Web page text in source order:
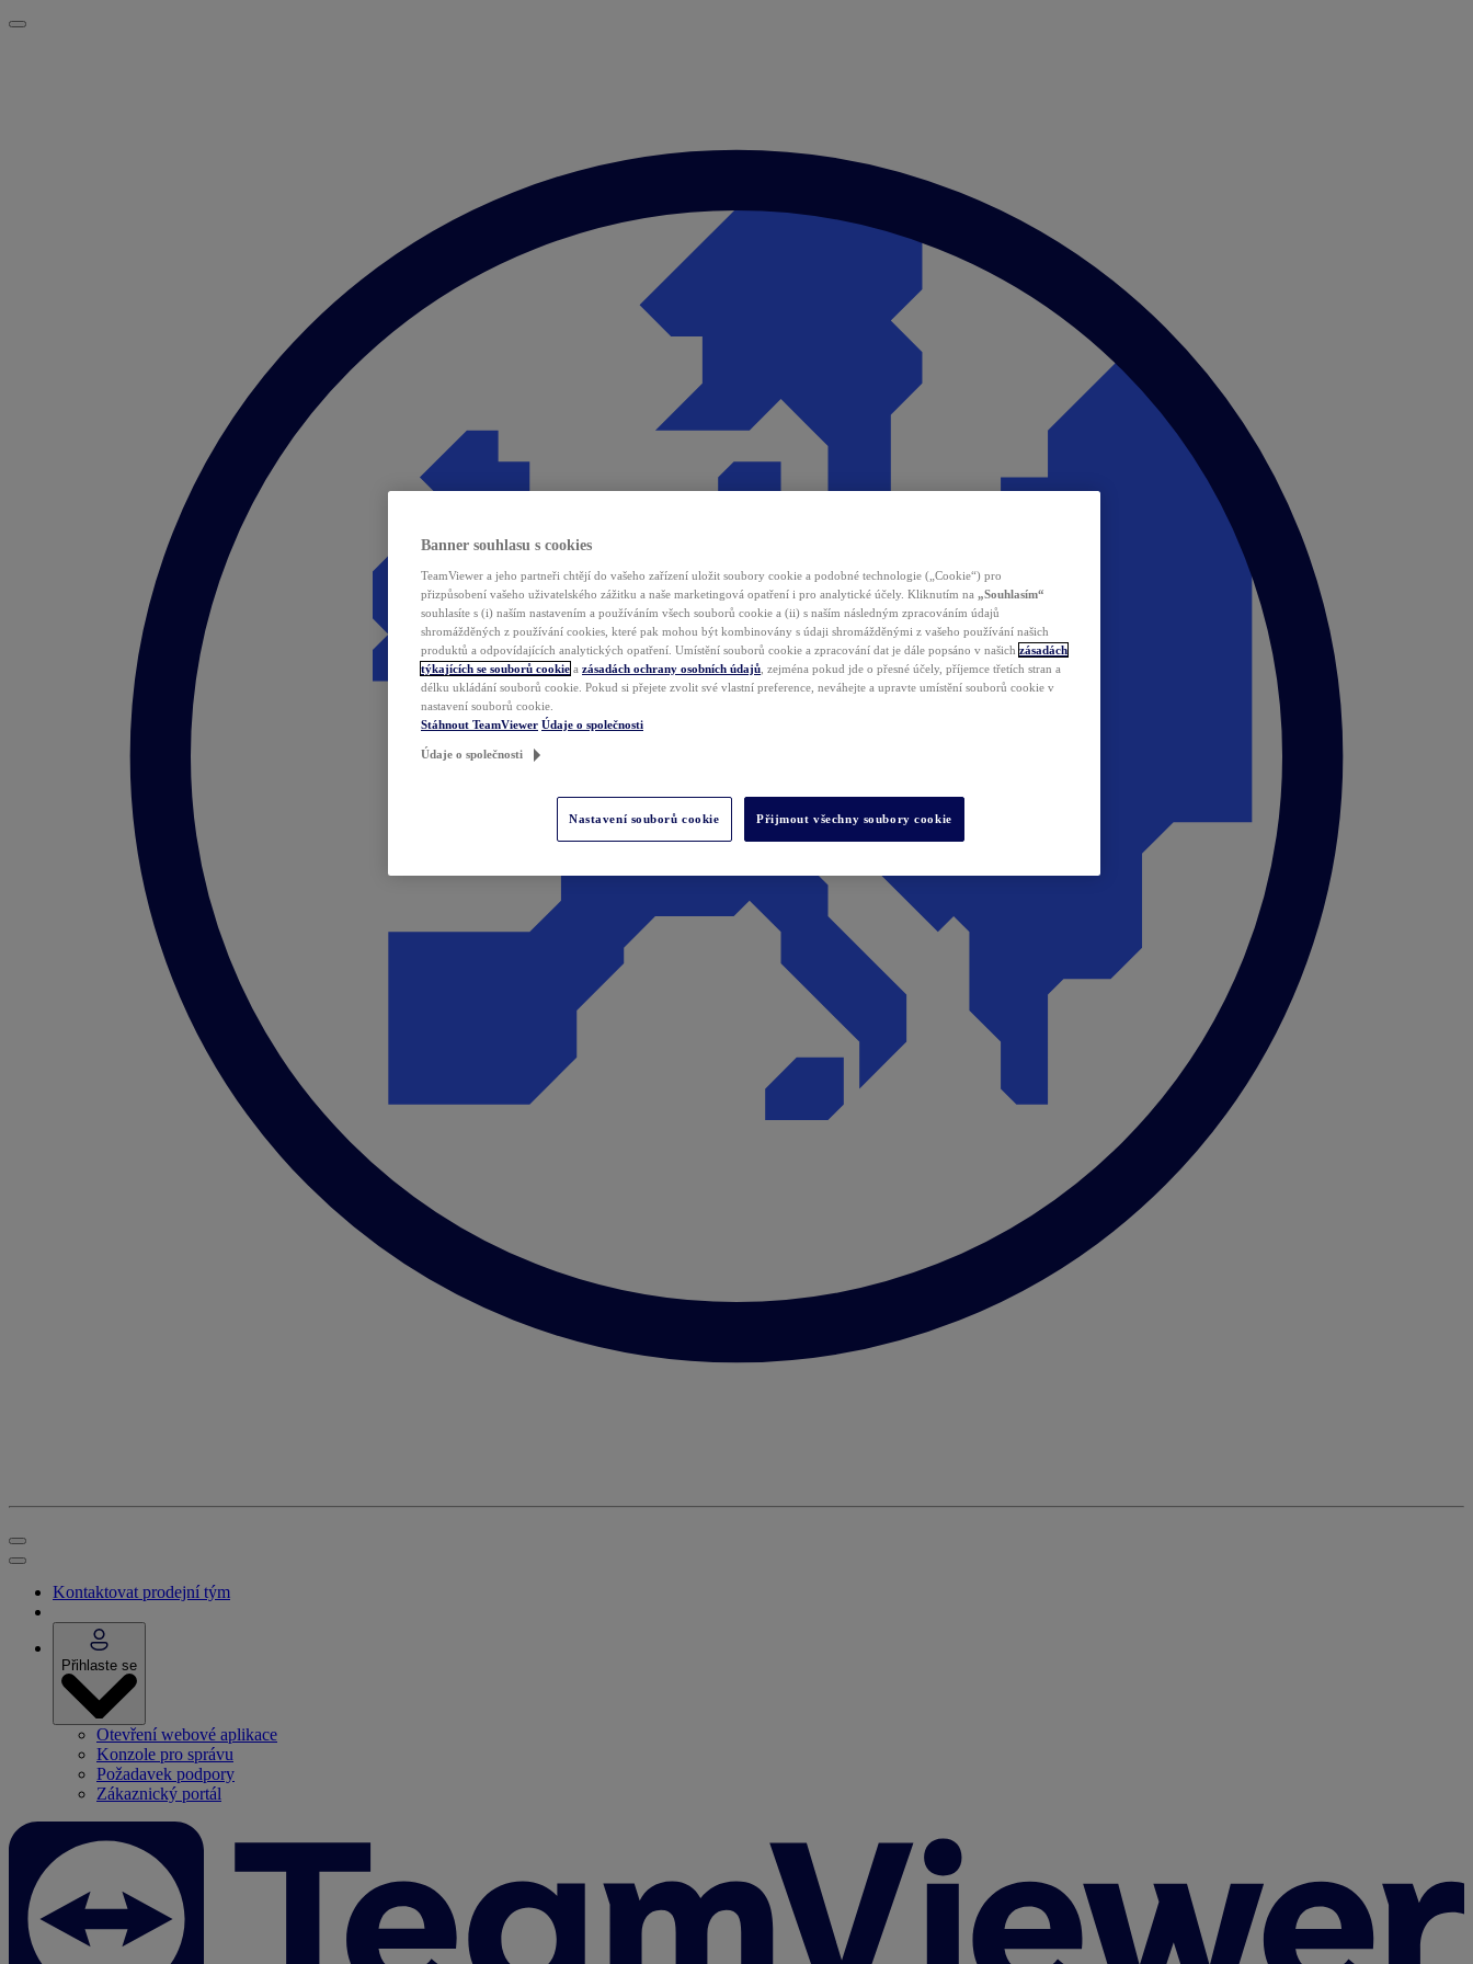
Kontaktovat prodejní tým
Přihlaste se
Otevření webové aplikace
Konzole pro správu
Požadavek podpory
Zákaznický portál
Banner souhlasu s cookies
TeamViewer a jeho partneři chtějí do vašeho zařízení uložit soubory cookie a podobné technologie („Cookie“) pro
přizpůsobení vašeho uživatelského zážitku a naše marketingová opatření i pro analytické účely. Kliknutím na „Souhlasím“
souhlasíte s (i) naším nastavením a používáním všech souborů cookie a (ii) s naším následným zpracováním údajů
shromážděných z používání cookies, které pak mohou být kombinovány s údaji shromážděnými z vašeho používání našich
produktů a odpovídajících analytických opatření. Umístění souborů cookie a zpracování dat je dále popsáno v našich zásadách
týkajících se souborů cookie a zásadách ochrany osobních údajů , zejména pokud jde o přesné účely, příjemce třetích stran a
délku ukládání souborů cookie. Pokud si přejete zvolit své vlastní preference, neváhejte a upravte umístění souborů cookie v
nastavení souborů cookie.
Stáhnout TeamViewer Údaje o společnosti
Údaje o společnosti
Nastavení souborů cookie Přijmout všechny soubory cookie